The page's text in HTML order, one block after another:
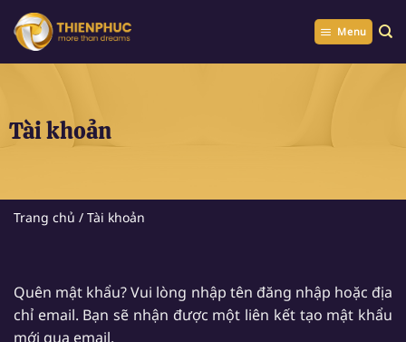
Chuyển
đến
Menu
Tài khoản
Trang chủ / Tài khoản
Quên mật khẩu? Vui lòng nhập tên đăng nhập hoặc địa
chỉ email. Bạn sẽ nhận được một liên kết tạo mật khẩu
mới qua email.